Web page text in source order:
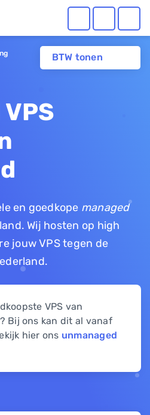
BTW tonen
en goedkope managed
Wij hosten op high
jouw VPS tegen de
VPS van
Bij ons kan dit al vanaf
hier ons unmanaged